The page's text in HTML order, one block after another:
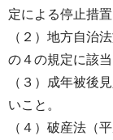
定による停止措
（２）地方自治
の４の規定に該
（３）成年被後
いこと。
（４）破産法（